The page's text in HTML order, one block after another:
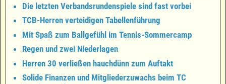
Die letzten Verbandsrundenspiele sind fast vorbei
TCB-Herren verteidigen Tabellenführung
Mit Spaß zum Ballgefühl im Tennis-Sommercamp
Regen und zwei Niederlagen
Herren 30 verließen hauchdünn zum Auftakt
Solide Finanzen und Mitgliederzuwachs beim TC